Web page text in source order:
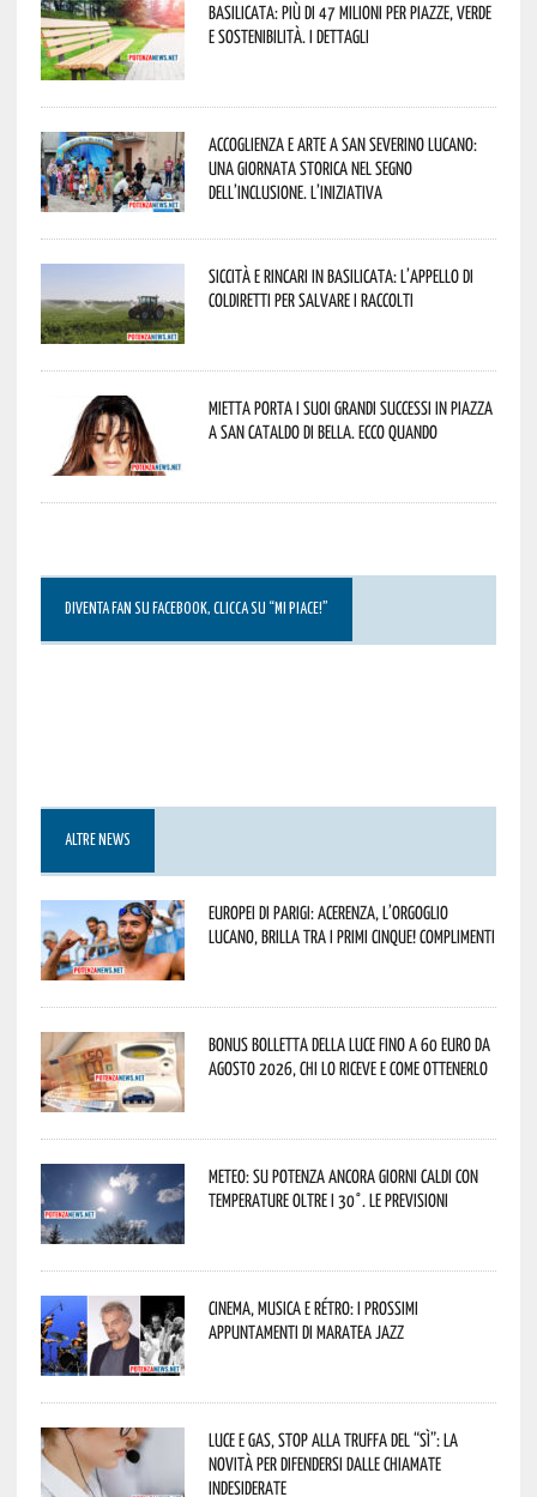
Basilicata: più di 47 milioni per piazze, verde
e sostenibilità. I dettagli
Accoglienza e arte a San Severino Lucano:
una giornata storica nel segno
dell’inclusione. L’iniziativa
Siccità e rincari in Basilicata: l’appello di
Coldiretti per salvare i raccolti
Mietta porta i suoi grandi successi in piazza
a San Cataldo di Bella. Ecco quando
DIVENTA FAN SU FACEBOOK, CLICCA SU “MI PIACE!”
ALTRE NEWS
Europei di Parigi: Acerenza, l’orgoglio
lucano, brilla tra i primi cinque! Complimenti
Bonus bolletta della luce fino a 60 euro da
agosto 2026, chi lo riceve e come ottenerlo
Meteo: su Potenza ancora giorni caldi con
temperature oltre i 30°. Le previsioni
Cinema, musica e rétro: i prossimi
appuntamenti di Maratea Jazz
Luce e gas, stop alla truffa del “Sì”: la
novità per difendersi dalle chiamate
indesiderate